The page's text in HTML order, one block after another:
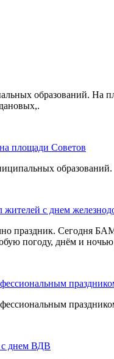
образований. На
площади Советов
образований.
жителей с днем
праздник. Сегодня
погоду, днём и
с днем ВДВ